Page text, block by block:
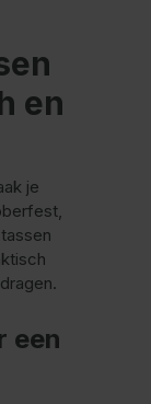
en
je
een